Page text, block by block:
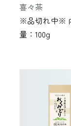
喜々茶
※品切れ中※
量：100g